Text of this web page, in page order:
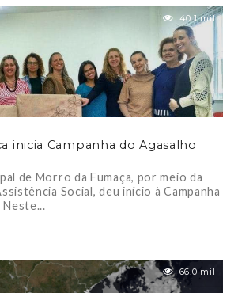
40.1 mil
inicia Campanha do Agasalho
de Morro da Fumaça, por meio da
Social, deu início à Campanha
Neste...
66.0 mil